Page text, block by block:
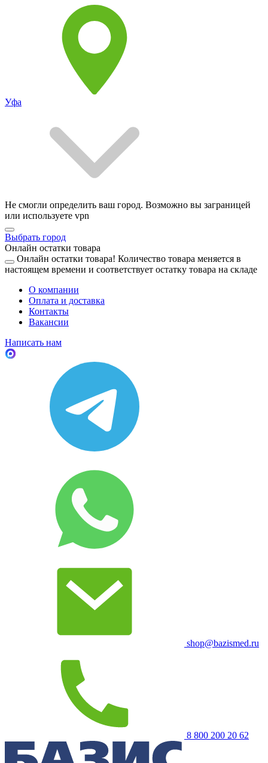
Уфа
Не смогли определить ваш город. Возможно вы заграницей
или используете vpn
Выбрать город
Онлайн остатки товара
Онлайн остатки товара! Количество товара меняется в
настоящем времени и соответствует остатку товара на складе
О компании
Оплата и доставка
Контакты
Вакансии
Написать нам
shop@bazismed.ru
8 800 200 20 62